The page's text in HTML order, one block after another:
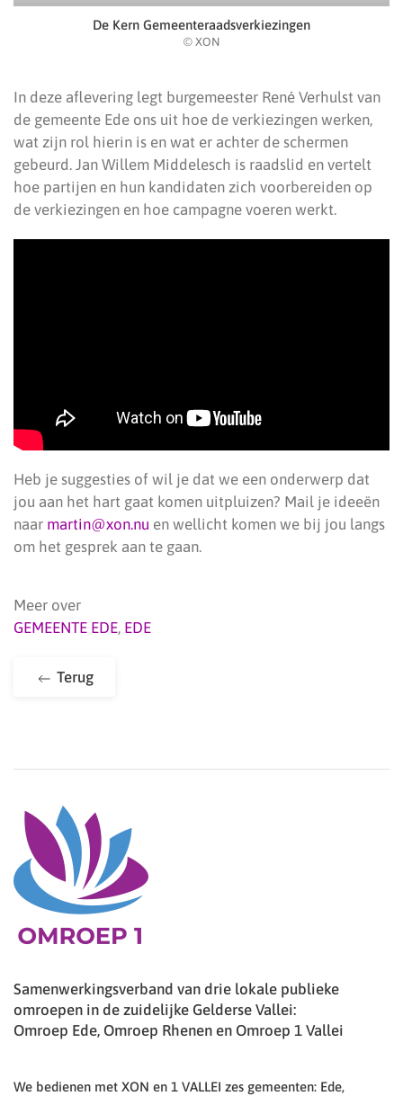
De Kern Gemeenteraadsverkiezingen
© XON
In deze aflevering legt burgemeester René Verhulst van
de gemeente Ede ons uit hoe de verkiezingen werken,
wat zijn rol hierin is en wat er achter de schermen
gebeurd. Jan Willem Middelesch is raadslid en vertelt
hoe partijen en hun kandidaten zich voorbereiden op
de verkiezingen en hoe campagne voeren werkt.
Heb je suggesties of wil je dat we een onderwerp dat
jou aan het hart gaat komen uitpluizen? Mail je ideeën
naar martin@xon.nu en wellicht komen we bij jou langs
om het gesprek aan te gaan.
Meer over
GEMEENTE EDE, EDE
Terug
Samenwerkingsverband van drie lokale publieke
omroepen in de zuidelijke Gelderse Vallei:
Omroep Ede, Omroep Rhenen en Omroep 1 Vallei
We bedienen met XON en 1 VALLEI zes gemeenten: Ede,